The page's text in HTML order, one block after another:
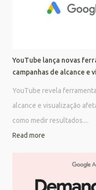
YouTube lança novas
campanhas de alcance e
YouTube revela
alcance e visualização
como medir resultados....
Read more